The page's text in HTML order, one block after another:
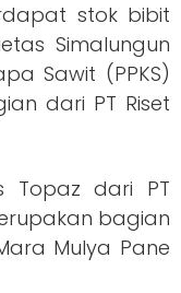
stok bibit
Simalungun
Sawit (PPKS)
dari PT Riset
Topaz dari PT
bagian
Mulya Pane